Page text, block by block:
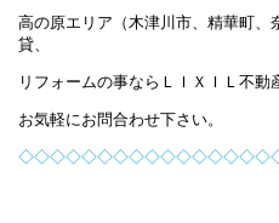
高の原エリア（木津川市、精華町、
貸、
リフォームの事ならＬＩＸＩＬ不
お気軽にお問合わせ下さい。